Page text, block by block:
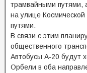
трамвайными путями,
на улице
путями.
В связи с этим
общественного
Автобусы А-20 будут
Орбели в оба